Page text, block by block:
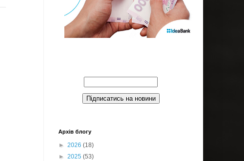
Архів блогу
► 2026 (18)
► 2025 (53)